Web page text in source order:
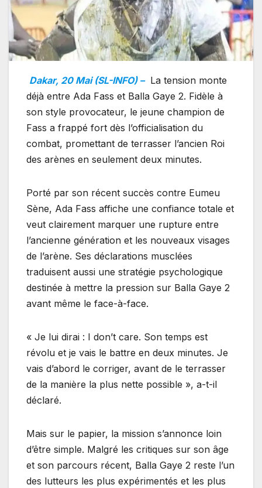
Dakar, 20 Mai (SL-INFO) – La tension monte
déjà entre Ada Fass et Balla Gaye 2. Fidèle à
son style provocateur, le jeune champion de
Fass a frappé fort dès l’officialisation du
combat, promettant de terrasser l’ancien Roi
des arènes en seulement deux minutes.
Porté par son récent succès contre Eumeu
Sène, Ada Fass affiche une confiance totale et
veut clairement marquer une rupture entre
l’ancienne génération et les nouveaux visages
de l’arène. Ses déclarations musclées
traduisent aussi une stratégie psychologique
destinée à mettre la pression sur Balla Gaye 2
avant même le face-à-face.
« Je lui dirai : I don’t care. Son temps est
révolu et je vais le battre en deux minutes. Je
vais d’abord le corriger, avant de le terrasser
de la manière la plus nette possible », a-t-il
déclaré.
Mais sur le papier, la mission s’annonce loin
d’être simple. Malgré les critiques sur son âge
et son parcours récent, Balla Gaye 2 reste l’un
des lutteurs les plus expérimentés et les plus